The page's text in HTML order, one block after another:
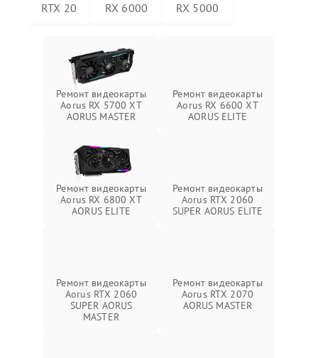
RTX 20 RX 6000 RX 5000
Ремонт видеокарты
Aorus RX 5700 XT
AORUS MASTER
Ремонт видеокарты
Aorus RX 6600 XT
AORUS ELITE
Ремонт видеокарты
Aorus RX 6800 XT
AORUS ELITE
Ремонт видеокарты
Aorus RTX 2060
SUPER AORUS ELITE
Ремонт видеокарты
Aorus RTX 2060
SUPER AORUS
MASTER
Ремонт видеокарты
Aorus RTX 2070
AORUS MASTER